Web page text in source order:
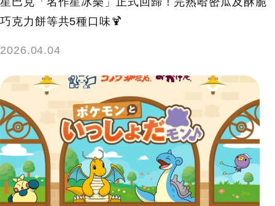
巧克力餅等共5種口味🍹
2026.04.04